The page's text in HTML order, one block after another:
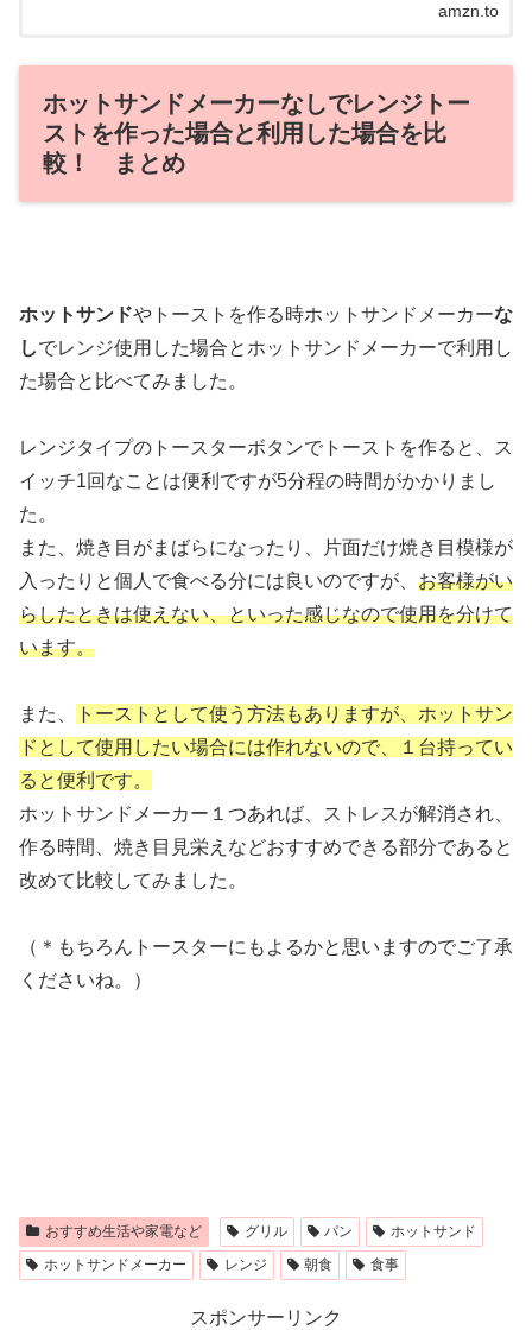
amzn.to
ホットサンドメーカーなしでレンジトー
ストを作った場合と利用した場合を比
較！ まとめ
ホットサンドやトーストを作る時ホットサンドメーカーな
しでレンジ使用した場合とホットサンドメーカーで利用し
た場合と比べてみました。
レンジタイプのトースターボタンでトーストを作ると、ス
イッチ1回なことは便利ですが5分程の時間がかかりまし
た。
また、焼き目がまばらになったり、片面だけ焼き目模様が
入ったりと個人で食べる分には良いのですが、 お客様がい
らしたときは使えない、といった感じなので使用を分けて
います。
また、
トーストとして使う方法もありますが、ホットサン
ドとして使用したい場合には作れないので、１台持ってい
ると便利です。
ホットサンドメーカー１つあれば、ストレスが解消され、
作る時間、焼き目見栄えなどおすすめできる部分であると
改めて比較してみました。
（＊もちろんトースターにもよるかと思いますのでご了承
くださいね。）
おすすめ生活や家電など グリル パン
ホットサンド
ホットサンドメーカー
レンジ 朝食 食事
スポンサーリンク